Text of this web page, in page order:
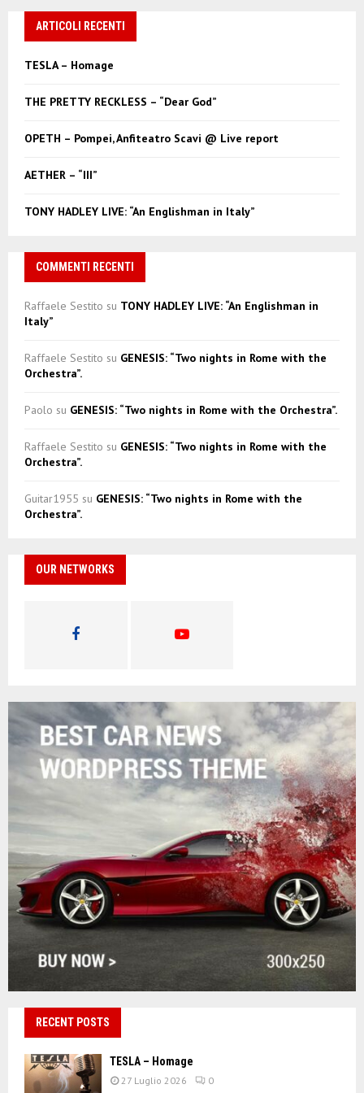
h
o
ARTICOLI RECENTI
TESLA – Homage
THE PRETTY RECKLESS – “Dear God”
OPETH – Pompei, Anfiteatro Scavi @ Live report
AETHER – “III”
TONY HADLEY LIVE: “An Englishman in Italy”
COMMENTI RECENTI
Raffaele Sestito su TONY HADLEY LIVE: “An Englishman in
Italy”
Raffaele Sestito su GENESIS: “Two nights in Rome with the
Orchestra”.
Paolo su GENESIS: “Two nights in Rome with the Orchestra”.
Raffaele Sestito su GENESIS: “Two nights in Rome with the
Orchestra”.
Guitar1955 su GENESIS: “Two nights in Rome with the
Orchestra”.
OUR NETWORKS
RECENT POSTS
TESLA – Homage
27 Luglio 2026 0